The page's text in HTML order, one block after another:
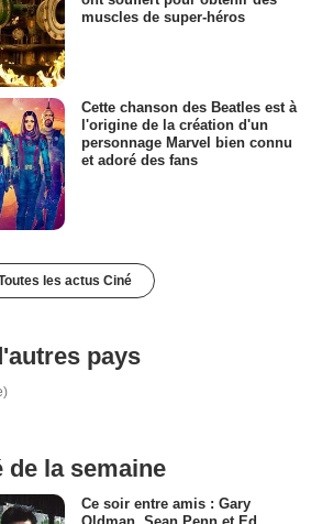
muscles de super-héros
Cette chanson des Beatles est à
l'origine de la création d'un
personnage Marvel bien connu
et adoré des fans
les actus Ciné
pays
de la semaine
Ce soir entre amis : Gary